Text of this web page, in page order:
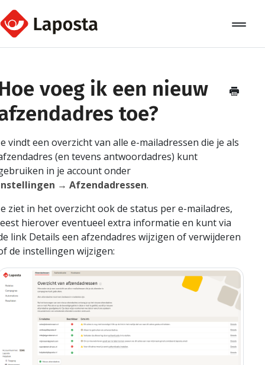
Toggle
Over Laposta
Relaties
Campagnes
Automation
Koppelingen
voeg ik een nieuw
toe?
vindt een overzicht van alle e-mailadressen die je als
(en tevens antwoordadres) kunt
in je account onder
→ Afzendadressen.
ziet in het overzicht ook de status per e-mailadres,
hierover eventueel extra informatie en kunt via
link Details een afzendadres wijzigen of verwijderen
de instellingen wijzigen: